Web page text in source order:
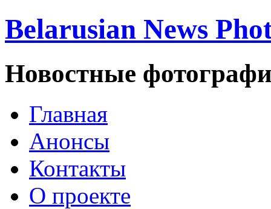
Belarusian News
Новостные
Главная
Анонсы
Контакты
О проекте